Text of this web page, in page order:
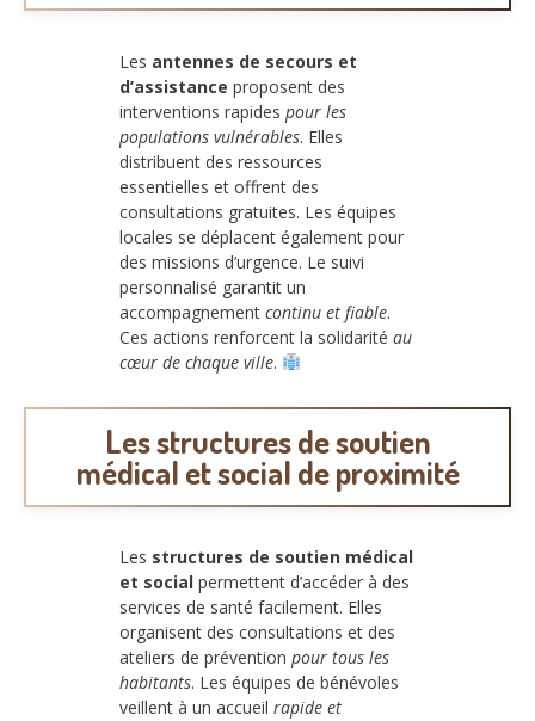
Les antennes de secours et
d’assistance proposent des
interventions rapides pour les
populations vulnérables. Elles
distribuent des ressources
essentielles et offrent des
consultations gratuites. Les équipes
locales se déplacent également pour
des missions d’urgence. Le suivi
personnalisé garantit un
accompagnement continu et fiable.
Ces actions renforcent la solidarité au
cœur de chaque ville.
Les structures de soutien
médical et social de proximité
Les structures de soutien médical
et social permettent d’accéder à des
services de santé facilement. Elles
organisent des consultations et des
ateliers de prévention pour tous les
habitants. Les équipes de bénévoles
veillent à un accueil rapide et